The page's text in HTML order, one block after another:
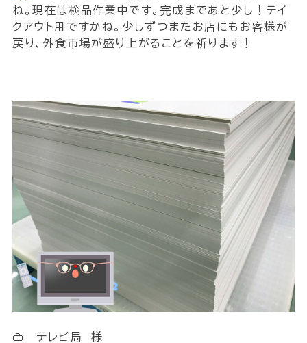
ね。現在は検品作業中です。完成まであと少し！テイ
クアウト用ですかね。少しずつまたお店にもお客様が
戻り、外食市場が盛り上がることを祈ります！
👜 テレビ局 様